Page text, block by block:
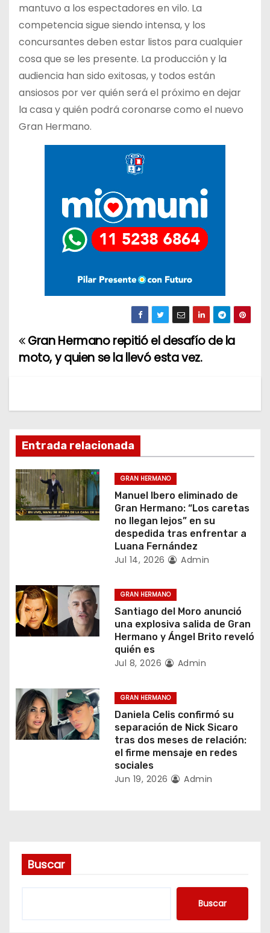
mantuvo a los espectadores en vilo. La
competencia sigue siendo intensa, y los
concursantes deben estar listos para cualquier
cosa que se les presente. La producción y la
audiencia han sido exitosas, y todos están
ansiosos por ver quién será el próximo en dejar
la casa y quién podrá coronarse como el nuevo
Gran Hermano.
N
g
a
c
i
d
e
t
r
Gran Hermano repitió el desafío de la
moto, y quien se la llevó esta vez.
Entrada relacionada
GRAN HERMANO
Manuel Ibero eliminado de
Gran Hermano: “Los caretas
no llegan lejos” en su
despedida tras enfrentar a
Luana Fernández
Jul 14, 2026 Admin
GRAN HERMANO
Santiago del Moro anunció
una explosiva salida de Gran
Hermano y Ángel Brito reveló
quién es
Jul 8, 2026 Admin
GRAN HERMANO
Daniela Celis confirmó su
separación de Nick Sicaro
tras dos meses de relación:
el firme mensaje en redes
sociales
Jun 19, 2026 Admin
Buscar
Buscar